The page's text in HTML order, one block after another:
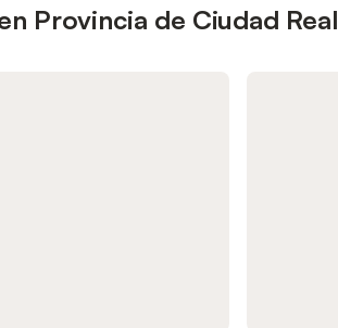
Provincia de Ciudad Real